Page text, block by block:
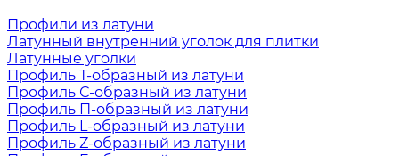
Профили из латуни
Латунный внутренний уголок для плитки
Латунные уголки
Профиль Т-образный из латуни
Профиль С-образный из латуни
Профиль П-образный из латуни
Профиль L-образный из латуни
Профиль Z-образный из латуни